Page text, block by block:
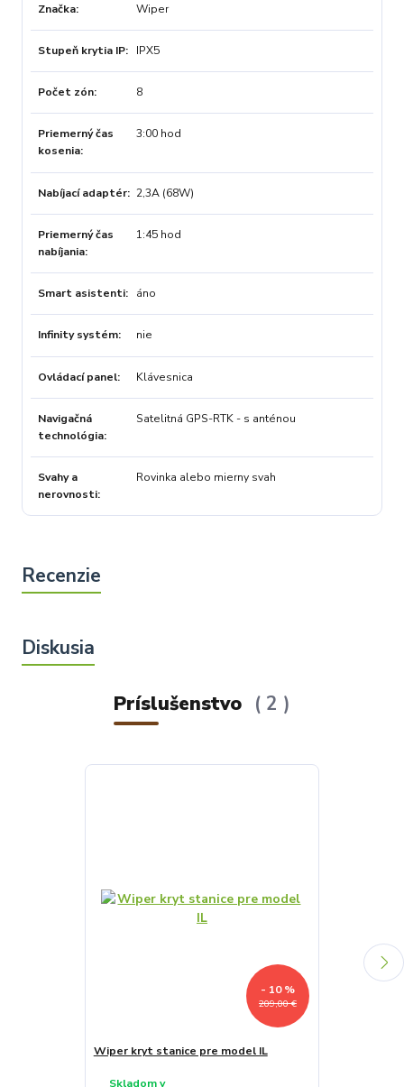
Značka Wiper
Stupeň krytia IP IPX5
Počet zón 8
Priemerný čas
kosenia
3:00 hod
Nabíjací adaptér 2,3A (68W)
Priemerný čas
nabíjania
1:45 hod
Smart asistenti áno
Infinity systém nie
Ovládací panel Klávesnica
Navigačná
technológia
Satelitná GPS-RTK - s anténou
Svahy a
nerovnosti
Rovinka alebo mierny svah
Príslušenstvo 2
209,00 €
- 10 %
Wiper kryt stanice pre model IL
Skladom v